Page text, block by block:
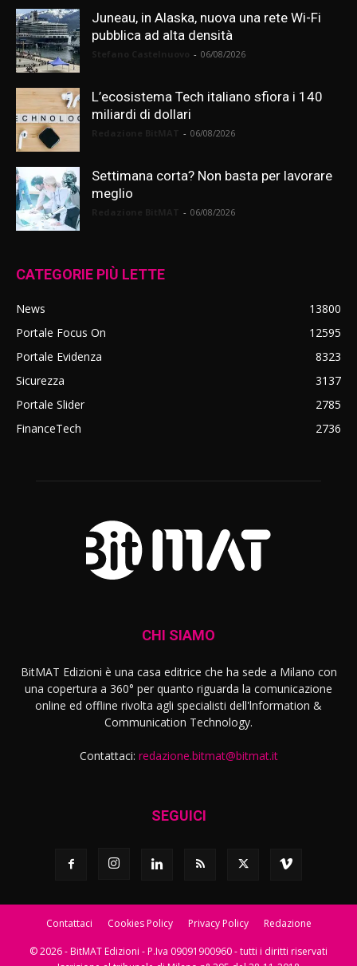
Juneau, in Alaska, nuova una rete Wi-Fi
pubblica ad alta densità
- 06/08/2026
L’ecosistema Tech italiano sfiora i 140
miliardi di dollari
- 06/08/2026
Settimana corta? Non basta per lavorare
meglio
- 06/08/2026
CATEGORIE PIÙ LETTE
News
13800
Portale Focus On
12595
Portale Evidenza
8323
Sicurezza
3137
Portale Slider
2785
FinanceTech
2736
CHI SIAMO
BitMAT Edizioni è una casa editrice che ha sede a Milano con
una copertura a 360° per quanto riguarda la comunicazione
online ed offline rivolta agli specialisti dell'lnformation &
Communication Technology.
Contattaci: redazione.bitmat@bitmat.it
SEGUICI
Contattaci Cookies Policy Privacy Policy Redazione
© 2026 - BitMAT Edizioni - P.Iva 09091900960 - tutti i diritti riservati